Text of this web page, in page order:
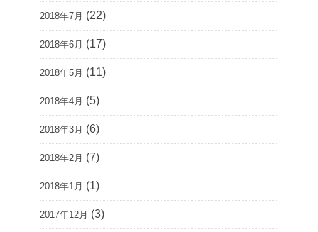
2018年7月 (22)
2018年6月 (17)
2018年5月 (11)
2018年4月 (5)
2018年3月 (6)
2018年2月 (7)
2018年1月 (1)
2017年12月 (3)